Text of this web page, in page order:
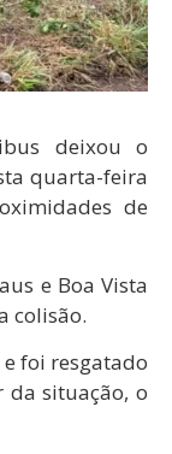
deixou o
quarta-feira
de
e Boa Vista
colisão.
foi resgatado
da situação, o